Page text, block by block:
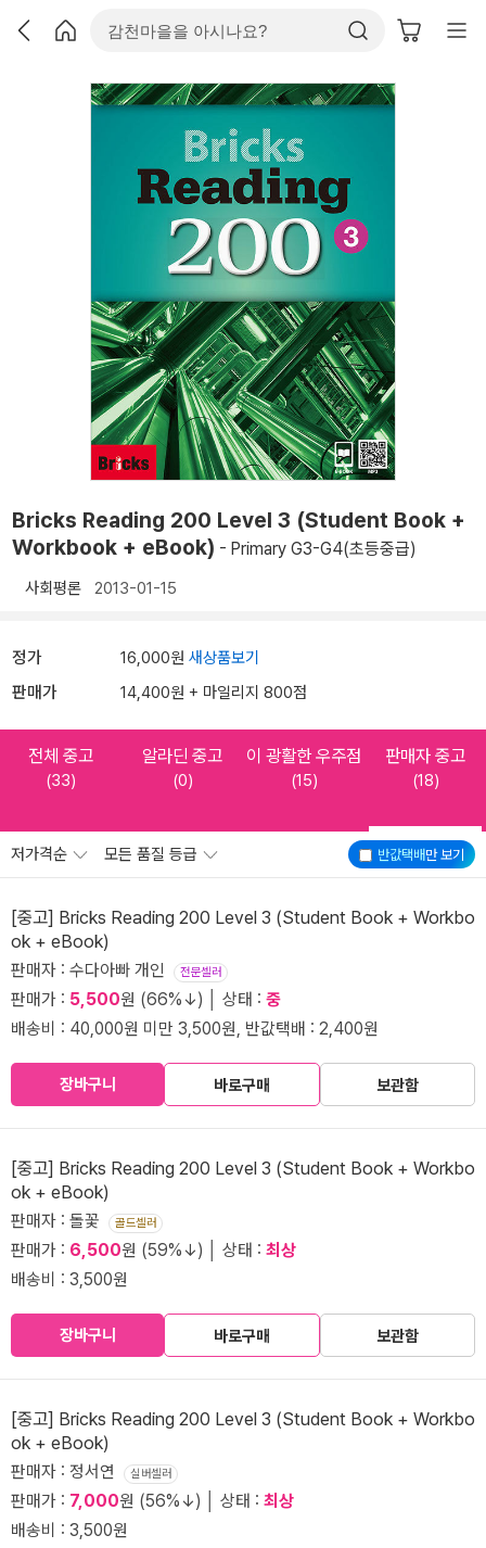
Bricks Reading 200 Level 3 (Student Book +
Workbook + eBook) - Primary G3-G4(초등중급)
사회평론 2013-01-15
정가 16,000원 새상품보기
판매가 14,400원 + 마일리지 800점
전체 중고
(33)
알라딘 중고
(0)
이 광활한 우주점
(15)
판매자 중고
(18)
반값택배만 보기
저가격순 모든 품질 등급
[중고] Bricks Reading 200 Level 3 (Student Book + Workbo
ok + eBook)
판매자 : 수다아빠 개인 전문셀러
판매가 : 5,500원 (66%↓) │ 상태 : 중
배송비 : 40,000원 미만 3,500원, 반값택배 : 2,400원
장바구니 바로구매 보관함
[중고] Bricks Reading 200 Level 3 (Student Book + Workbo
ok + eBook)
판매자 : 돌꽃 골드셀러
판매가 : 6,500원 (59%↓) │ 상태 : 최상
배송비 : 3,500원
장바구니 바로구매 보관함
[중고] Bricks Reading 200 Level 3 (Student Book + Workbo
ok + eBook)
판매자 : 정서연 실버셀러
판매가 : 7,000원 (56%↓) │ 상태 : 최상
배송비 : 3,500원